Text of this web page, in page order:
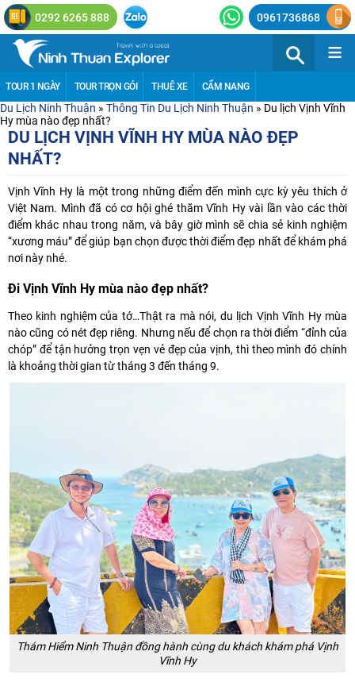
0292 6265 888 0961736868
≡
TOUR 1 NGÀY TOUR TRỌN GÓI THUÊ XE CẨM NANG
Du Lịch Ninh Thuận » Thông Tin Du Lịch Ninh Thuận » Du lịch Vịnh Vĩnh
Hy mùa nào đẹp nhất?
DU LỊCH VỊNH VĨNH HY MÙA NÀO ĐẸP
NHẤT?
Vịnh Vĩnh Hy là một trong những điểm đến mình cực kỳ yêu thích ở
Việt Nam. Mình đã có cơ hội ghé thăm Vĩnh Hy vài lần vào các thời
điểm khác nhau trong năm, và bây giờ mình sẽ chia sẻ kinh nghiệm
“xương máu” để giúp bạn chọn được thời điểm đẹp nhất để khám phá
nơi này nhé.
Đi Vịnh Vĩnh Hy mùa nào đẹp nhất?
Theo kinh nghiệm của tớ…Thật ra mà nói, du lịch Vịnh Vĩnh Hy mùa
nào cũng có nét đẹp riêng. Nhưng nếu để chọn ra thời điểm “đỉnh của
chóp” để tận hưởng trọn vẹn vẻ đẹp của vịnh, thì theo mình đó chính
là khoảng thời gian từ tháng 3 đến tháng 9.
Thám Hiểm Ninh Thuận đồng hành cùng du khách khám phá Vịnh
Vĩnh Hy